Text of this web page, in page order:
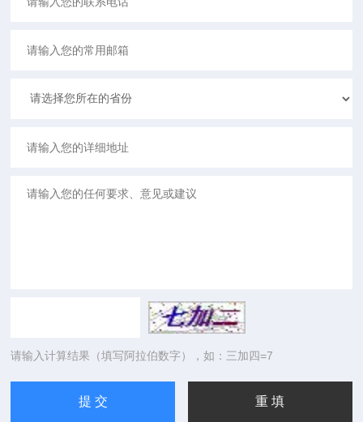
请输入计算结果（填写阿拉伯数字），如：三加四=7